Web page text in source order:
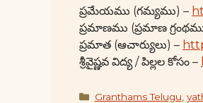
ప్రమేయము (గమ్యము) –
ప్రమాణము (ప్రమాణ
ప్రమాత (ఆచార్యులు) –
శ్రీవైష్ణవ విద్య / పిల్లల కోసం –
Categories
Granthams Telugu